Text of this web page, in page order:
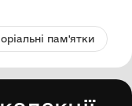
пам'ятки